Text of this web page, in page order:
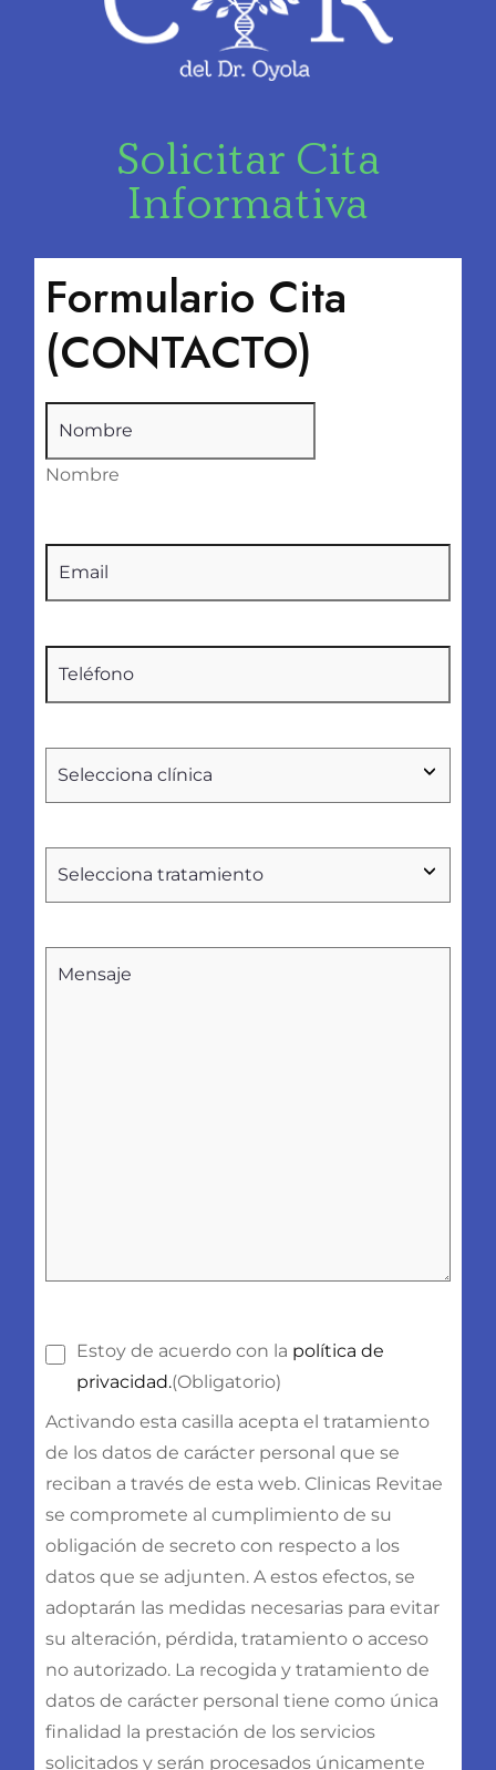
Solicitar Cita
Informativa
Formulario Cita
(CONTACTO)
Nombre
Nombre
Consentimiento (Obligatorio)
Estoy de acuerdo con la política de
privacidad.(Obligatorio)
Activando esta casilla acepta el tratamiento
de los datos de carácter personal que se
reciban a través de esta web. Clinicas Revitae
se compromete al cumplimiento de su
obligación de secreto con respecto a los
datos que se adjunten. A estos efectos, se
adoptarán las medidas necesarias para evitar
su alteración, pérdida, tratamiento o acceso
no autorizado. La recogida y tratamiento de
datos de carácter personal tiene como única
finalidad la prestación de los servicios
solicitados y serán procesados únicamente